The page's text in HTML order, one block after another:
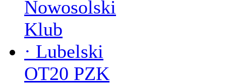
Nowosolski
Klub
· Lubelski
OT20 PZK